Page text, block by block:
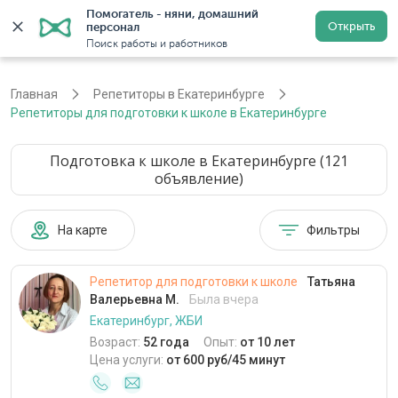
Помогатель - няни, домашний
персонал
Поиск работы и работников
Открыть
Екатеринбург Регистрация
Главная
Репетиторы в Екатеринбурге
Репетиторы для подготовки к школе в Екатеринбурге
Подготовка к школе в Екатеринбурге (121
объявление)
На карте Фильтры
Репетитор для подготовки к школе
Татьяна
Валерьевна М.
Была вчера
Екатеринбург, ЖБИ
Возраст: 52 года Опыт: от 10 лет
Цена услуги: от 600 руб/45 минут